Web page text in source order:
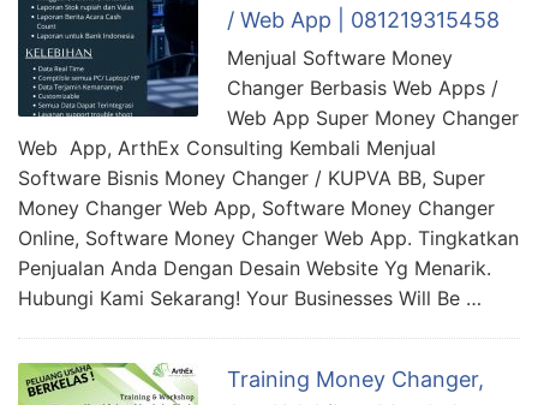
/ Web App | 081219315458
Menjual Software Money
Changer Berbasis Web Apps /
Web App Super Money Changer
Web App, ArthEx Consulting Kembali Menjual
Software Bisnis Money Changer / KUPVA BB, Super
Money Changer Web App, Software Money Changer
Online, Software Money Changer Web App. Tingkatkan
Penjualan Anda Dengan Desain Website Yg Menarik.
Hubungi Kami Sekarang! Your Businesses Will Be …
Training Money Changer,